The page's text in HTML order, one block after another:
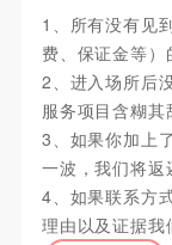
1、所有没有见
费、保证金等）
2、进入场所后
服务项目含糊其
3、如果你加上
一波，我们将返
4、如果联系方
理由以及证据我